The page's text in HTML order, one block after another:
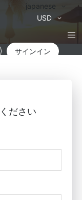
言
japanese
USD
サインイン
ださい